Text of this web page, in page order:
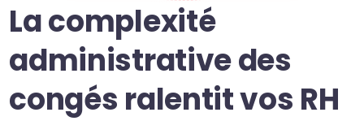
La complexité
administrative des
congés ralentit vos RH